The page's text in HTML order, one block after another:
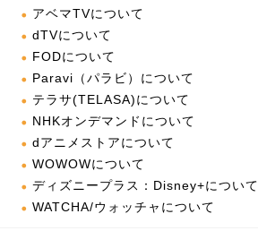
アベマTVについて
dTVについて
FODについて
Paravi（パラビ）について
テラサ(TELASA)について
NHKオンデマンドについて
dアニメストアについて
WOWOWについて
ディズニープラス：Disney+について
WATCHA/ウォッチャについて